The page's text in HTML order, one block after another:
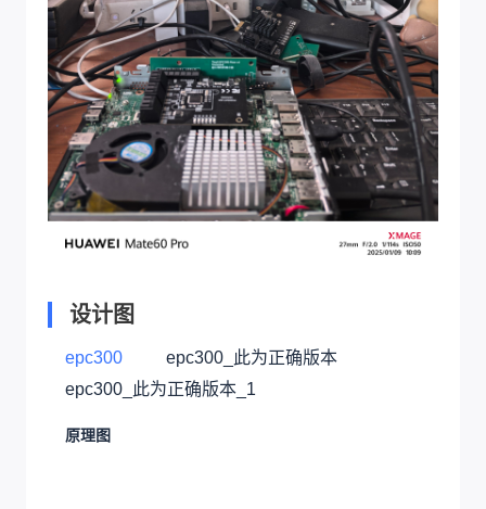
设计图
epc300
epc300_此为正确版本
epc300_此为正确版本_1
原理图